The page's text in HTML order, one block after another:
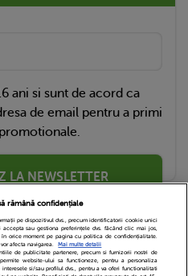
ani si sunt de acord ca
de email pentru a primi
LA NEWSLETTER
rămână confidențiale
pe dispozitivul dvs., precum identificatorii cookie unici
sau gestiona preferințele dvs. făcând clic mai jos,
orice moment pe pagina cu politica de confidențialitate.
afecta navigarea.
Mai multe detalii
de publicitate partenere, precum si furnizorii nostri de
website-ului sa functioneze, pentru a personaliza
si/sau profilul dvs., pentru a va oferi functionalitati